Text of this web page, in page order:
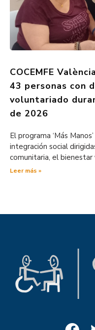
COCEMFE
43 personas con
voluntariado
de 2026
El programa ‘Más
integración social
comunitaria, el
Leer más »